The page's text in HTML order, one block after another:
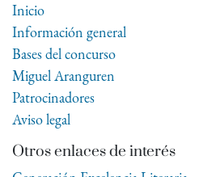
Inicio
Información general
Bases del concurso
Miguel Aranguren
Patrocinadores
Aviso legal
Otros enlaces de interés